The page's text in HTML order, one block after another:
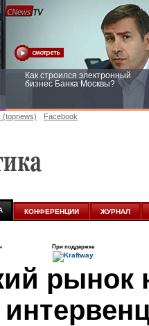
Как строился электронный
бизнес Банка Москвы?
(topnews) Facebook
КОНФЕРЕНЦИИ ЖУРНАЛ
При поддержке
рынок